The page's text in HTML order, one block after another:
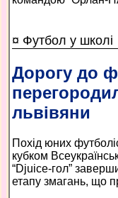
¤ Футбол у школі
Дорогу до
львівяни
Похід юних
кубком
“Djuice-гол”
етапу змагань, що